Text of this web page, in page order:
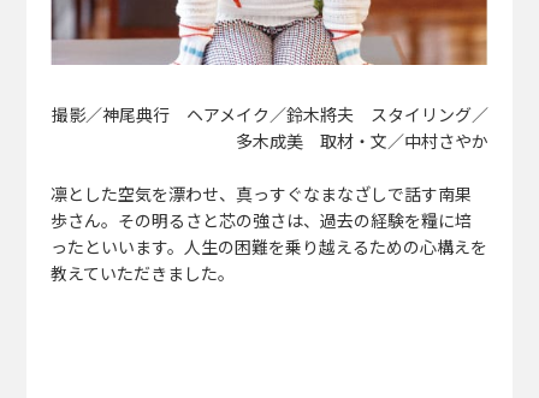
撮影／神尾典行 ヘアメイク／鈴木將夫 スタイリング／
多木成美 取材・文／中村さやか
凛とした空気を漂わせ、真っすぐなまなざしで話す南果
歩さん。その明るさと芯の強さは、過去の経験を糧に培
ったといいます。人生の困難を乗り越えるための心構えを
教えていただきました。